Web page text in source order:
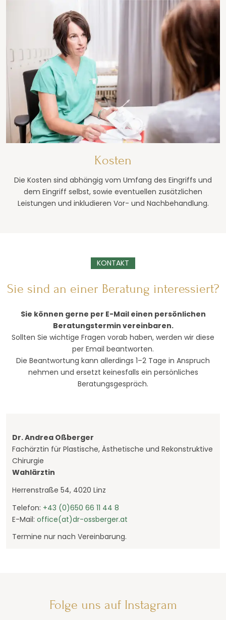
Kosten
Die Kosten sind abhängig vom Umfang des Eingriffs und
dem Eingriff selbst, sowie eventuellen zusätzlichen
Leistungen und inkludieren Vor- und Nachbehandlung.
KONTAKT
Sie sind an einer Beratung interessiert?
Sie können gerne per E-Mail einen persönlichen
Beratungstermin vereinbaren.
Sollten Sie wichtige Fragen vorab haben, werden wir diese
per Email beantworten.
Die Beantwortung kann allerdings 1–2 Tage in Anspruch
nehmen und ersetzt keinesfalls ein persönliches
Beratungsgespräch.
Dr. Andrea Oßberger
Fachärztin für Plastische, Ästhetische und Rekonstruktive
Chirurgie
Wahlärztin
Herrenstraße 54, 4020 Linz
Telefon: +43 (0)650 66 11 44 8
E-Mail: office(at)dr-ossberger.at
Termine nur nach Vereinbarung.
Folge uns auf Instagram